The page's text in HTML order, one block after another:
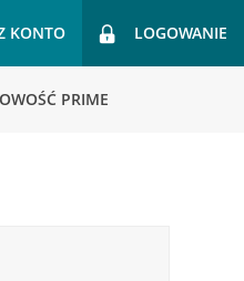
KONTO LOGOWANIE
PRIME